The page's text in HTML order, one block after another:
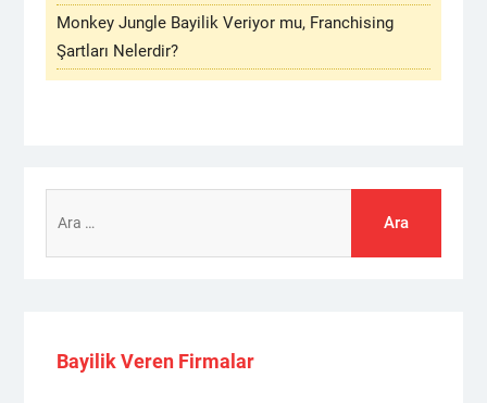
Monkey Jungle Bayilik Veriyor mu, Franchising
Şartları Nelerdir?
Bayilik Veren Firmalar